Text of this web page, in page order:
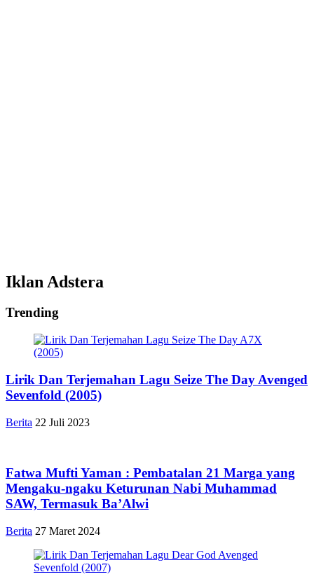
Iklan Adstera
Trending
Lirik Dan Terjemahan Lagu Seize The Day Avenged
Sevenfold (2005)
Berita 22 Juli 2023
Fatwa Mufti Yaman : Pembatalan 21 Marga yang
Mengaku-ngaku Keturunan Nabi Muhammad
SAW, Termasuk Ba’Alwi
Berita 27 Maret 2024